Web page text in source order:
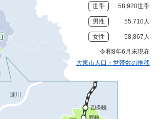
世帯 58,920世帯
男性 55,710人
女性 58,867人
令和8年6月末現在
大東市人口・世帯数の推移